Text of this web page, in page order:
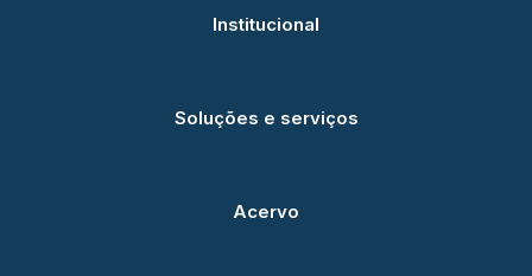
Institucional
Soluções e serviços
Acervo